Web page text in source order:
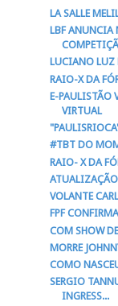
LA SALLE
LBF ANUNCIA
LUCIANO LUZ
RAIO-X DA
E-PAULISTÃO
VIRTUAL
#TBT DO
RAIO- X DA
VOLANTE
FPF
COM SHOW
MORRE
COMO
SERGIO
INGRESS...